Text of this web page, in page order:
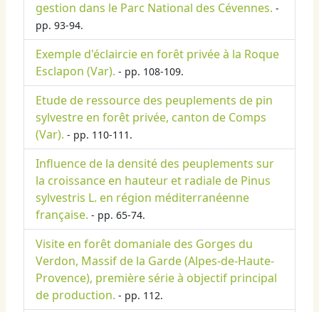
gestion dans le Parc National des Cévennes. -
pp. 93-94.
Exemple d'éclaircie en forêt privée à la Roque
Esclapon (Var). - pp. 108-109.
Etude de ressource des peuplements de pin
sylvestre en forêt privée, canton de Comps
(Var). - pp. 110-111.
Influence de la densité des peuplements sur
la croissance en hauteur et radiale de Pinus
sylvestris L. en région méditerranéenne
française. - pp. 65-74.
Visite en forêt domaniale des Gorges du
Verdon, Massif de la Garde (Alpes-de-Haute-
Provence), première série à objectif principal
de production. - pp. 112.